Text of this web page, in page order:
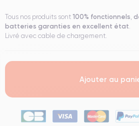
Tous nos produits sont 100% fonctionnels,
batteries garanties en excellent état.
Livré avec cable de chargement.
Ajouter au